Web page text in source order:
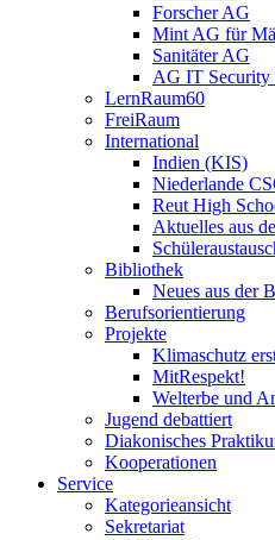
Forscher AG
Mint AG für
Sanitäter AG
AG IT Security
LernRaum60
FreiRaum
International
Indien (KIS)
Niederlande
Reut High
Aktuelles aus
Bibliothek
Neues aus der
Berufsorientierung
Projekte
Klimaschutz
MitRespekt!
Welterbe und
Jugend debattiert
Diakonisches
Kooperationen
Service
Kategorieansicht
Sekretariat